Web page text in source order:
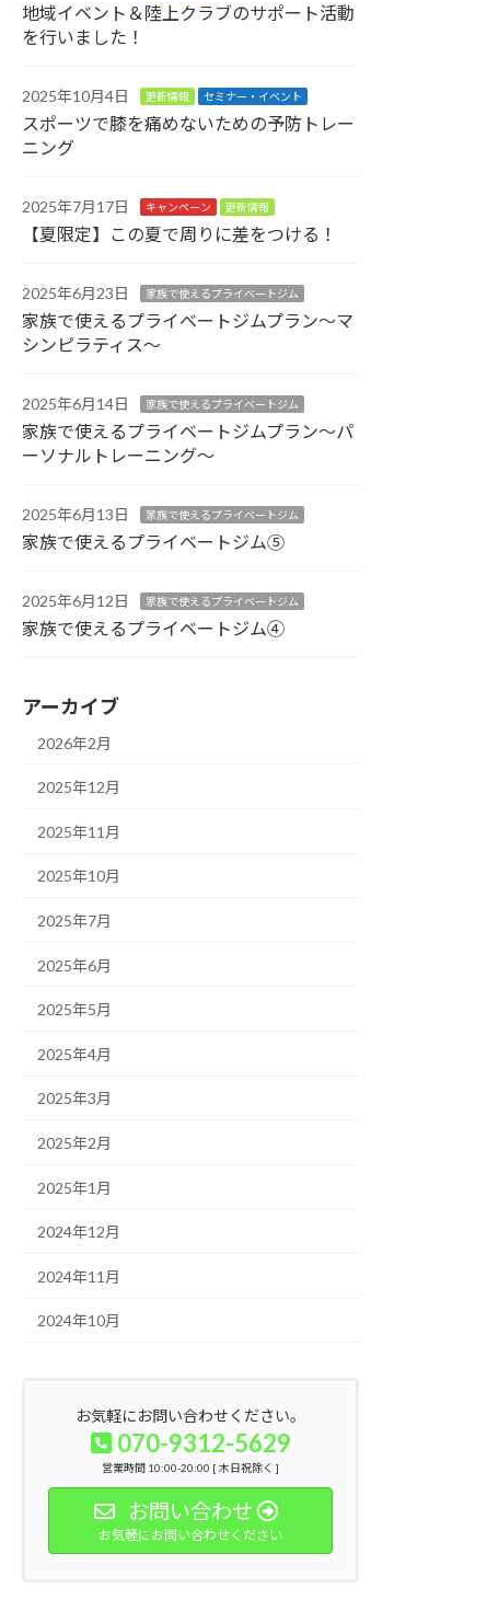
地域イベント＆陸上クラブのサポート活動
を行いました！
2025年10月4日 更新情報 セミナー・イベント
スポーツで膝を痛めないための予防トレー
ニング
2025年7月17日 キャンペーン 更新情報
【夏限定】この夏で周りに差をつける！
2025年6月23日 家族で使えるプライベートジム
家族で使えるプライベートジムプラン～マ
シンピラティス～
2025年6月14日 家族で使えるプライベートジム
家族で使えるプライベートジムプラン～パ
ーソナルトレーニング～
2025年6月13日 家族で使えるプライベートジム
家族で使えるプライベートジム⑤
2025年6月12日 家族で使えるプライベートジム
家族で使えるプライベートジム④
アーカイブ
2026年2月
2025年12月
2025年11月
2025年10月
2025年7月
2025年6月
2025年5月
2025年4月
2025年3月
2025年2月
2025年1月
2024年12月
2024年11月
2024年10月
お気軽にお問い合わせください。
070-9312-5629
営業時間 10:00-20:00 [ 木日祝除く ]
お問い合わせ
お気軽にお問い合わせください